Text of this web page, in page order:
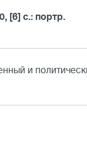
[6] с.: портр.
и